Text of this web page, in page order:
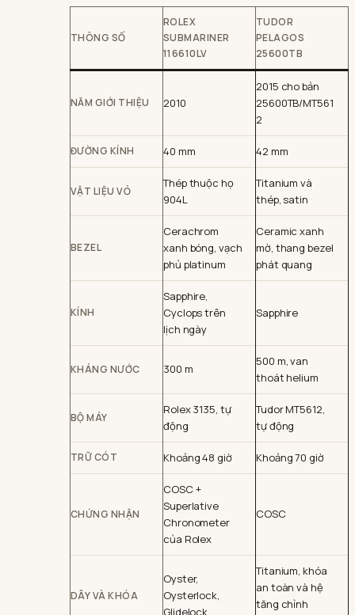
THÔNG SỐ
ROLEX
SUBMARINER
116610LV
TUDOR
PELAGOS
25600TB
NĂM GIỚI THIỆU 2010
2015 cho bản
25600TB/MT561
2
ĐƯỜNG KÍNH 40 mm 42 mm
VẬT LIỆU VỎ
Thép thuộc họ
904L
Titanium và
thép, satin
BEZEL
Cerachrom
xanh bóng, vạch
phủ platinum
Ceramic xanh
mờ, thang bezel
phát quang
KÍNH
Sapphire,
Cyclops trên
lịch ngày
Sapphire
KHÁNG NƯỚC 300 m
500 m, van
thoát helium
BỘ MÁY
Rolex 3135, tự
động
Tudor MT5612,
tự động
TRỮ CÓT Khoảng 48 giờ Khoảng 70 giờ
CHỨNG NHẬN
COSC +
Superlative
Chronometer
của Rolex
COSC
DÂY VÀ KHÓA
Oyster,
Oysterlock,
Glidelock
Titanium, khóa
an toàn và hệ
tăng chỉnh